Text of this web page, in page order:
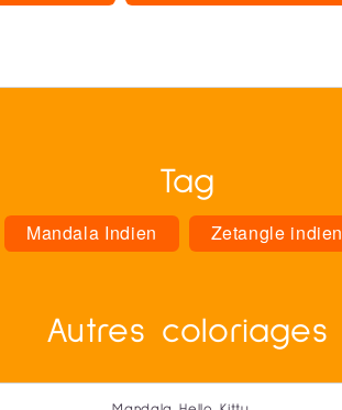
Tag
Mandala Indien Zetangle indien
Autres coloriages